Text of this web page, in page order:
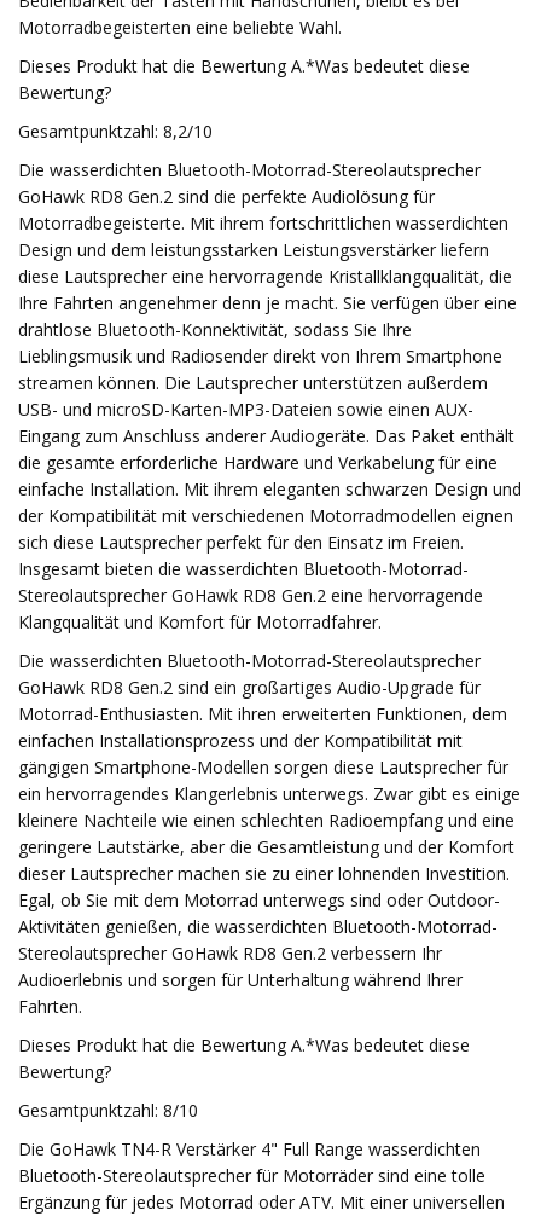
Motorradbegeisterten eine beliebte Wahl.
Dieses Produkt hat die Bewertung A.*Was bedeutet diese
Bewertung?
Gesamtpunktzahl: 8,2/10
Die wasserdichten Bluetooth-Motorrad-Stereolautsprecher
GoHawk RD8 Gen.2 sind die perfekte Audiolösung für
Motorradbegeisterte. Mit ihrem fortschrittlichen wasserdichten
Design und dem leistungsstarken Leistungsverstärker liefern
diese Lautsprecher eine hervorragende Kristallklangqualität, die
Ihre Fahrten angenehmer denn je macht. Sie verfügen über eine
drahtlose Bluetooth-Konnektivität, sodass Sie Ihre
Lieblingsmusik und Radiosender direkt von Ihrem Smartphone
streamen können. Die Lautsprecher unterstützen außerdem
USB- und microSD-Karten-MP3-Dateien sowie einen AUX-
Eingang zum Anschluss anderer Audiogeräte. Das Paket enthält
die gesamte erforderliche Hardware und Verkabelung für eine
einfache Installation. Mit ihrem eleganten schwarzen Design und
der Kompatibilität mit verschiedenen Motorradmodellen eignen
sich diese Lautsprecher perfekt für den Einsatz im Freien.
Insgesamt bieten die wasserdichten Bluetooth-Motorrad-
Stereolautsprecher GoHawk RD8 Gen.2 eine hervorragende
Klangqualität und Komfort für Motorradfahrer.
Die wasserdichten Bluetooth-Motorrad-Stereolautsprecher
GoHawk RD8 Gen.2 sind ein großartiges Audio-Upgrade für
Motorrad-Enthusiasten. Mit ihren erweiterten Funktionen, dem
einfachen Installationsprozess und der Kompatibilität mit
gängigen Smartphone-Modellen sorgen diese Lautsprecher für
ein hervorragendes Klangerlebnis unterwegs. Zwar gibt es einige
kleinere Nachteile wie einen schlechten Radioempfang und eine
geringere Lautstärke, aber die Gesamtleistung und der Komfort
dieser Lautsprecher machen sie zu einer lohnenden Investition.
Egal, ob Sie mit dem Motorrad unterwegs sind oder Outdoor-
Aktivitäten genießen, die wasserdichten Bluetooth-Motorrad-
Stereolautsprecher GoHawk RD8 Gen.2 verbessern Ihr
Audioerlebnis und sorgen für Unterhaltung während Ihrer
Fahrten.
Dieses Produkt hat die Bewertung A.*Was bedeutet diese
Bewertung?
Gesamtpunktzahl: 8/10
Die GoHawk TN4-R Verstärker 4" Full Range wasserdichten
Bluetooth-Stereolautsprecher für Motorräder sind eine tolle
Ergänzung für jedes Motorrad oder ATV. Mit einer universellen